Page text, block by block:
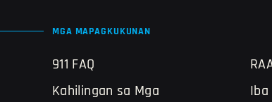
MGA MAPAGKUKUNAN
911 FAQ
Kahilingan sa Mga
Iba